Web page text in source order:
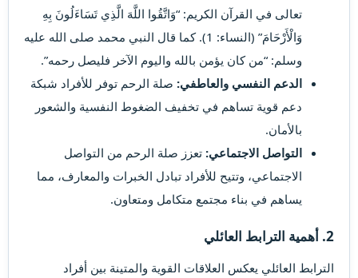
تعالى في القرآن الكريم: “وَاتَّقُوا اللَّهَ الَّذِي تَسَاءَلُونَ بِهِ
وَالْأَرْحَامَ” (النساء: 1). كما قال النبي محمد صلى الله عليه
وسلم: “من كان يؤمن بالله واليوم الآخر فليصل رحمه”.
الدعم النفسي والعاطفي: صلة الرحم توفر للأفراد شبكة
دعم قوية تساهم في تخفيف الضغوط النفسية والشعور
بالأمان.
التواصل الاجتماعي: تعزز صلة الرحم من التواصل
الاجتماعي، وتتيح للأفراد تبادل الخبرات والمعارف، مما
يساهم في بناء مجتمع متكامل ومتعاون.
2. أهمية الترابط العائلي
الترابط العائلي يعكس العلاقات القوية والمتينة بين أفراد